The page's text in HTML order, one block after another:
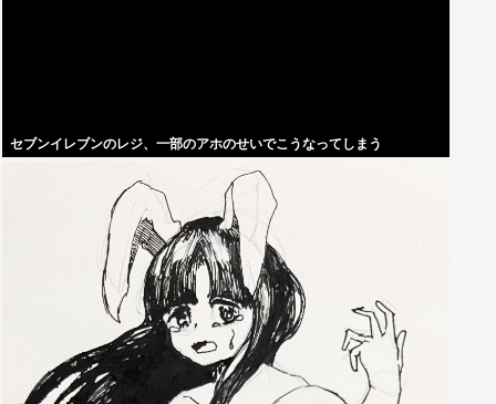
セブンイレブンのレジ、一部のアホのせいでこうなってしまう